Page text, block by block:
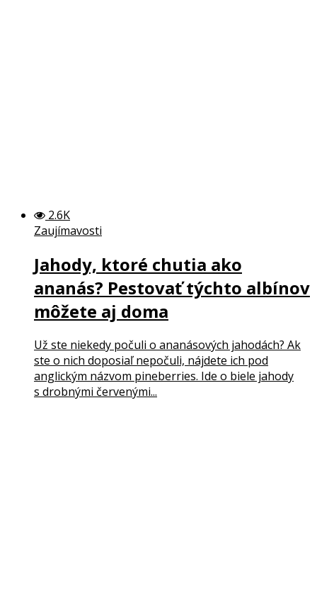
2.6K
Zaujímavosti
Jahody, ktoré chutia ako
ananás? Pestovať týchto albínov
môžete aj doma
Už ste niekedy počuli o ananásových jahodách? Ak
ste o nich doposiaľ nepočuli, nájdete ich pod
anglickým názvom pineberries. Ide o biele jahody
s drobnými červenými...